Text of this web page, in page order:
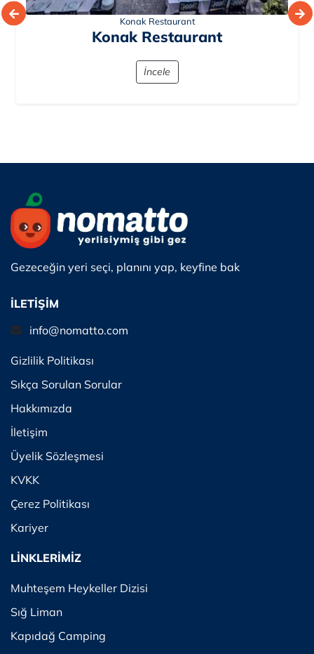
Konak Restaurant
Konak Restaurant
İncele
Gezeceğin yeri seçi, planını yap, keyfine bak
İLETİŞİM
info@nomatto.com
Gizlilik Politikası
Sıkça Sorulan Sorular
Hakkımızda
İletişim
Üyelik Sözleşmesi
KVKK
Çerez Politikası
Kariyer
LİNKLERİMİZ
Muhteşem Heykeller Dizisi
Sığ Liman
Kapıdağ Camping